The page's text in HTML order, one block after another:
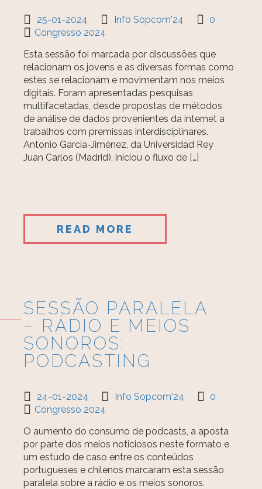
25-01-2024 Info Sopcom'24
0
Congresso 2024
Esta sessão foi marcada por discussões que
relacionam os jovens e as diversas formas como
estes se relacionam e movimentam nos meios
digitais. Foram apresentadas pesquisas
multifacetadas, desde propostas de métodos
de análise de dados provenientes da internet a
trabalhos com premissas interdisciplinares.
Antonio García-Jiménez, da Universidad Rey
Juan Carlos (Madrid), iniciou o fluxo de […]
READ MORE
SESSÃO PARALELA
– RÁDIO E MEIOS
SONOROS:
PODCASTING
24-01-2024 Info Sopcom'24
0
Congresso 2024
O aumento do consumo de podcasts, a aposta
por parte dos meios noticiosos neste formato e
um estudo de caso entre os conteúdos
portugueses e chilenos marcaram esta sessão
paralela sobre a rádio e os meios sonoros.